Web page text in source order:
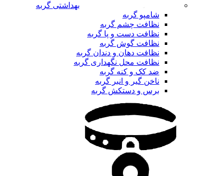
بهداشتی گربه
شامپو گربه
نظافت چشم گربه
نظافت دست و پا گربه
نظافت گوش گربه
نظافت دهان و دندان گربه
نظافت محل نگهداری گربه
ضد کک و کنه گربه
ناخن گیر و انبر گربه
برس و دستکش گربه